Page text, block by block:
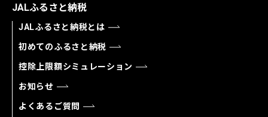
JALふるさと納税
JALふるさと納税とは
初めてのふるさと納税
控除上限額シミュレーション
お知らせ
よくあるご質問